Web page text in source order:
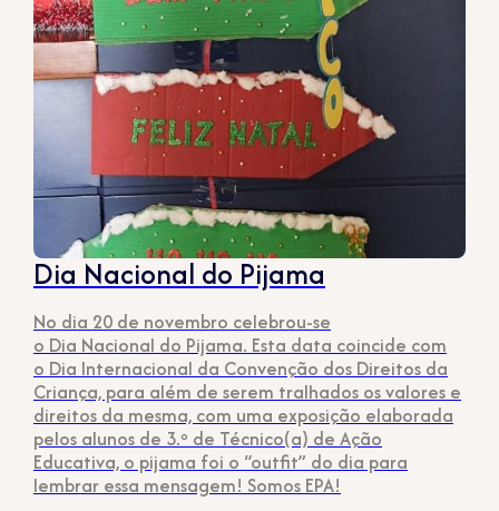
Dia Nacional do Pijama
No dia 20 de novembro celebrou-se
o Dia Nacional do Pijama. Esta data coincide com
o Dia Internacional da Convenção dos Direitos da
Criança, para além de serem tralhados os valores e
direitos da mesma, com uma exposição elaborada
pelos alunos de 3.º de Técnico(a) de Ação
Educativa, o pijama foi o “outfit” do dia para
lembrar essa mensagem! Somos EPA!